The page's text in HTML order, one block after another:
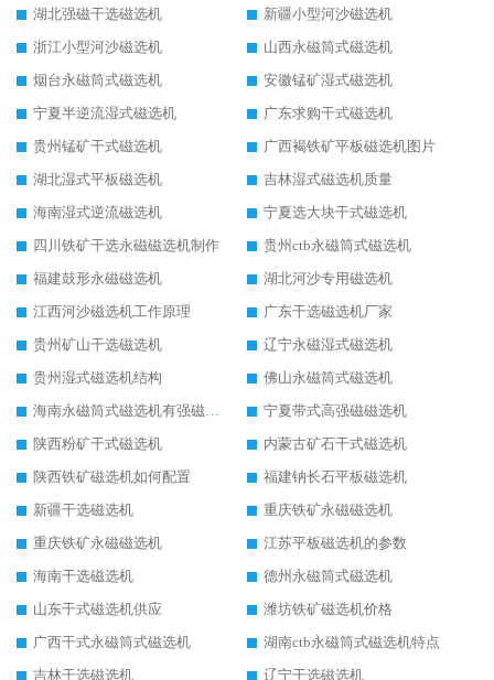
湖北强磁干选磁选机
新疆小型河沙磁选机
浙江小型河沙磁选机
山西永磁筒式磁选机
烟台永磁筒式磁选机
安徽锰矿湿式磁选机
宁夏半逆流湿式磁选机
广东求购干式磁选机
贵州锰矿干式磁选机
广西褐铁矿平板磁选机图片
湖北湿式平板磁选机
吉林湿式磁选机质量
海南湿式逆流磁选机
宁夏选大块干式磁选机
四川铁矿干选永磁磁选机制作
贵州ctb永磁筒式磁选机
福建鼓形永磁磁选机
湖北河沙专用磁选机
江西河沙磁选机工作原理
广东干选磁选机厂家
贵州矿山干选磁选机
辽宁永磁湿式磁选机
贵州湿式磁选机结构
佛山永磁筒式磁选机
海南永磁筒式磁选机有强磁的吗
宁夏带式高强磁磁选机
陕西粉矿干式磁选机
内蒙古矿石干式磁选机
陕西铁矿磁选机如何配置
福建钠长石平板磁选机
新疆干选磁选机
重庆铁矿永磁磁选机
重庆铁矿永磁磁选机
江苏平板磁选机的参数
海南干选磁选机
德州永磁筒式磁选机
山东干式磁选机供应
潍坊铁矿磁选机价格
广西干式永磁筒式磁选机
湖南ctb永磁筒式磁选机特点
吉林干选磁选机
辽宁干选磁选机